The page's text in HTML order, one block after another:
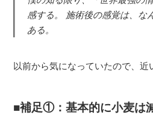
感する。 施術後の感覚は、な
ある。
以前から気になっていたので、近
補足①：基本的に小麦は